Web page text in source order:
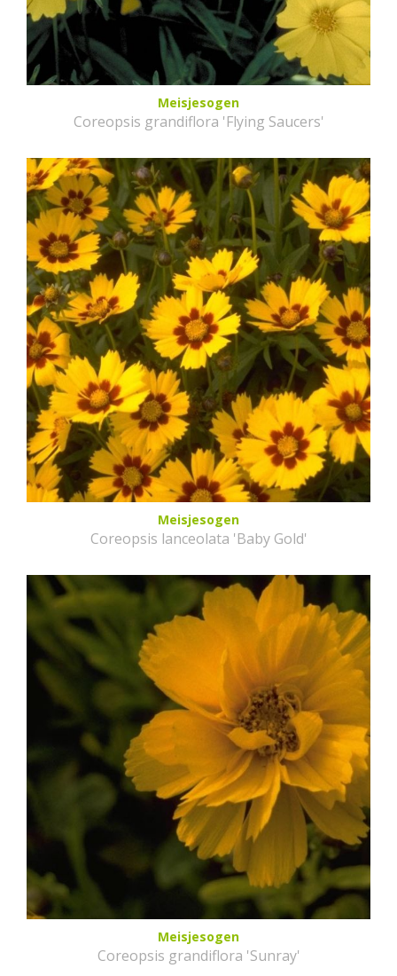
Meisjesogen
Coreopsis grandiflora 'Flying Saucers'
Meisjesogen
Coreopsis lanceolata 'Baby Gold'
Meisjesogen
Coreopsis grandiflora 'Sunray'